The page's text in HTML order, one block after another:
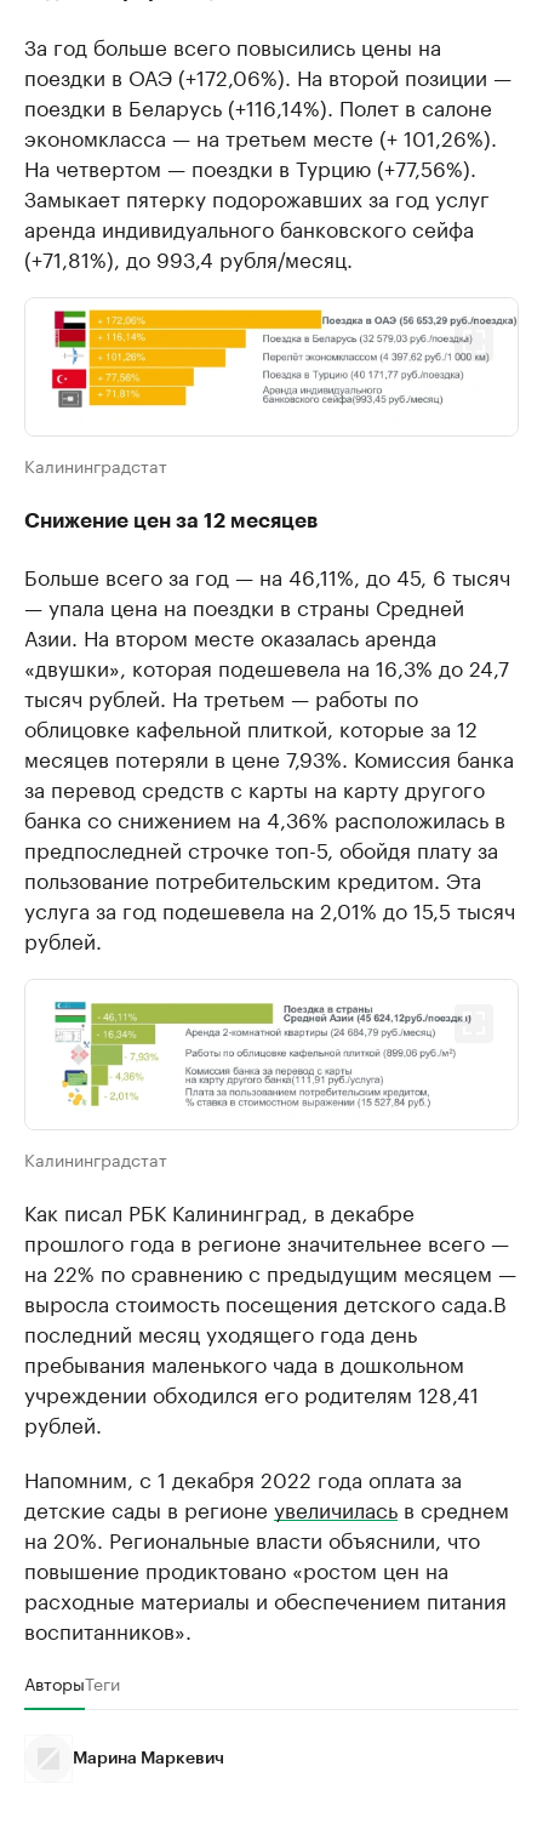
За год больше всего повысились цены на
поездки в ОАЭ (+172,06%). На второй позиции —
поездки в Беларусь (+116,14%). Полет в салоне
экономкласса — на третьем месте (+ 101,26%).
На четвертом — поездки в Турцию (+77,56%).
Замыкает пятерку подорожавших за год услуг
аренда индивидуального банковского сейфа
(+71,81%), до 993,4 рубля/месяц.
Калининградстат
Снижение цен за 12 месяцев
Больше всего за год — на 46,11%, до 45, 6 тысяч
— упала цена на поездки в страны Средней
Азии. На втором месте оказалась аренда
«двушки», которая подешевела на 16,3% до 24,7
тысяч рублей. На третьем — работы по
облицовке кафельной плиткой, которые за 12
месяцев потеряли в цене 7,93%. Комиссия банка
за перевод средств с карты на карту другого
банка со снижением на 4,36% расположилась в
предпоследней строчке топ-5, обойдя плату за
пользование потребительским кредитом. Эта
услуга за год подешевела на 2,01% до 15,5 тысяч
рублей.
Калининградстат
Как писал РБК Калининград, в декабре
прошлого года в регионе значительнее всего —
на 22% по сравнению с предыдущим месяцем —
выросла стоимость посещения детского сада.В
последний месяц уходящего года день
пребывания маленького чада в дошкольном
учреждении обходился его родителям 128,41
рублей.
Напомним, с 1 декабря 2022 года оплата за
детские сады в регионе увеличилась в среднем
на 20%. Региональные власти объяснили, что
повышение продиктовано «ростом цен на
расходные материалы и обеспечением питания
воспитанников».
АвторыТеги
Марина Маркевич